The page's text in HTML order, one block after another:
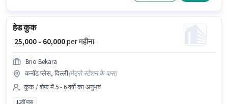
हेड कुक
₹ 25,000 - 60,000per महीना
Brio Bekara
कनॉट प्लेस, दिल्ली(मेट्रो स्टेशन के पास)
कुक / शेफ़ में 5 - 6 वर्षो का अनुभव
12वीं पास